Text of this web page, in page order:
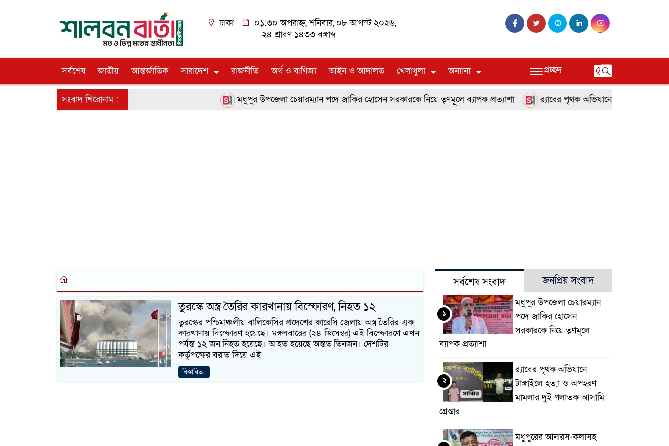
ঢাকা
০১:৩০ অপরাহ্ন, শনিবার, ০৮ আগস্ট ২০২৬,
২৪ শ্রাবণ ১৪৩৩ বঙ্গাব্দ
সর্বশেষ জাতীয় আন্তর্জাতিক সারাদেশ রাজনীতি অর্থ ও বাণিজ্য আইন ও আদালত খেলাধুলা অন্যান্য প্রচ্ছদ
সংবাদ শিরোনাম : মধুপুর উপজেলা চেয়ারম্যান পদে জাকির হোসেন সরকারকে নিয়ে তৃণমূলে ব্যাপক প্রত্যাশা র‌্যাবের পৃথক অভিযানে টাঙ্গাইলে হত্যা ও
তুরস্কে অস্ত্র তৈরির কারখানায় বিস্ফোরণ, নিহত ১২
তুরস্কের পশ্চিমাঞ্চলীয় বালিকেসির প্রদেশের কারেসি জেলায় অস্ত্র তৈরির এক
কারখানায় বিস্ফোরণ হয়েছে। মঙ্গলবারের (২৪ ডিসেম্বর) এই বিস্ফোরণে এখন
পর্যন্ত ১২ জন নিহত হয়েছে। আহত হয়েছে অন্তত তিনজন। দেশটির
কর্তৃপক্ষের বরাত দিয়ে এই
বিস্তারিত..
সর্বশেষ সংবাদ জনপ্রিয় সংবাদ
মধুপুর উপজেলা চেয়ারম্যান
পদে জাকির হোসেন
সরকারকে নিয়ে তৃণমূলে
ব্যাপক প্রত্যাশা
১
র‌্যাবের পৃথক অভিযানে
টাঙ্গাইলে হত্যা ও অপহরণ
মামলার দুই পলাতক আসামি
গ্রেপ্তার
২
মধুপুরের আনারস-কলাসহ